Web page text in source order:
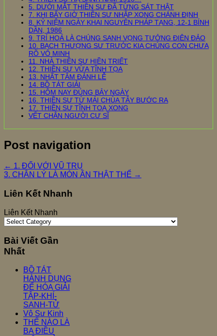
5. DƯỚI MẮT THIỀN SƯ ĐÃ TỪNG SÁT THẬT
7. KHI BẤY GIỜ THIỀN SƯ NHẬP XONG CHÁNH ĐỊNH
8. KỶ NIỆM NGÀY KHAI NGUYÊN PHÁP TẠNG, 12-1 BÍNH
DẦN, 1986
9. TRÍ HOÁ LÀ CHÚNG SANH VỌNG TƯỞNG ĐIÊN ĐẢO
10. BẠCH THƯỢNG SƯ TRƯỚC KIA CHÚNG CON CHƯA
RÕ VÔ MINH
11. NHÀ THIỀN SƯ HIỀN TRIẾT
12. THIỀN SƯ VỪA TĨNH TỌA
13. NHẤT TÂM ĐẢNH LỄ
14. BỒ TÁT GIẢI
15. HÔM NAY ĐÚNG BẢY NGÀY
16. THIỀN SƯ TỪ MÁI CHÙA TÂY BƯỚC RA
17. THIỀN SƯ TĨNH TOẠ XONG
VẾT CHÂN NGƯỜI CƯ SĨ
Post navigation
← 1. ĐỐI VỚI VŨ TRỤ
3. CHÂN LÝ LÀ MÓN ĂN THẬT THỂ →
Liên Kết Nhanh
Liên Kết Nhanh
Bài Viết Gần
Nhất
BỒ TÁT
HÀNH DỤNG
ĐỂ HÓA GIẢI
TẬP-KHÍ-
SANH-TỬ
Vô Sư Kinh
THẾ NÀO LÀ
BA ĐIỀU